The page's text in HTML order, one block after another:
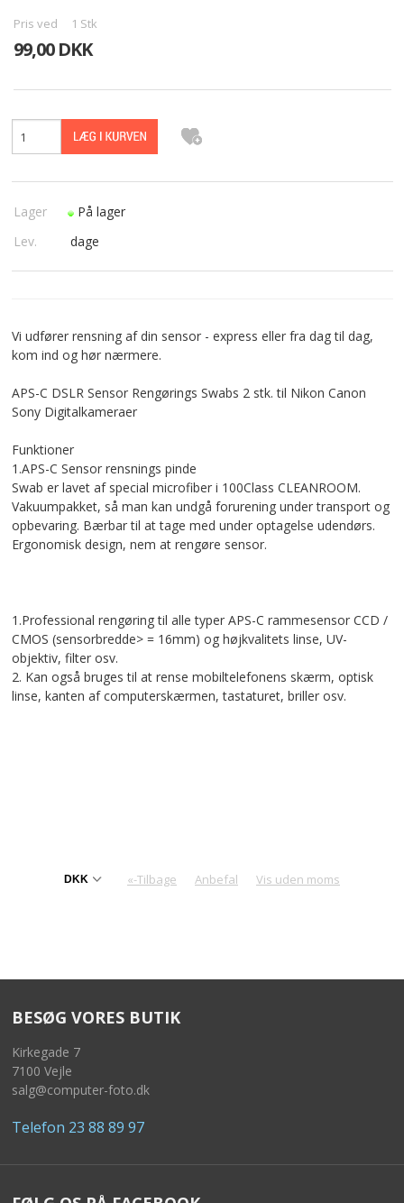
UDEKØRENDE IT-SUPPORT
NYHEDER
VILKÅR
Pris ved 1 Stk
99,00 DKK
Lager
På lager
Lev.
dage
Vi udfører rensning af din sensor - express eller fra dag til dag,
kom ind og hør nærmere.
APS-C DSLR Sensor Rengørings Swabs 2 stk. til Nikon Canon
Sony Digitalkameraer
Funktioner
1.APS-C Sensor rensnings pinde
Swab er lavet af special microfiber i 100Class CLEANROOM.
Vakuumpakket, så man kan undgå forurening under transport og
opbevaring. Bærbar til at tage med under optagelse udendørs.
Ergonomisk design, nem at rengøre sensor.
1.Professional rengøring til alle typer APS-C rammesensor CCD /
CMOS (sensorbredde> = 16mm) og højkvalitets linse, UV-
objektiv, filter osv.
2. Kan også bruges til at rense mobiltelefonens skærm, optisk
linse, kanten af ​​computerskærmen, tastaturet, ​​briller osv.
«-Tilbage Anbefal Vis uden moms
BESØG VORES BUTIK
Kirkegade 7
7100 Vejle
salg@computer-foto.dk
Telefon 23 88 89 97